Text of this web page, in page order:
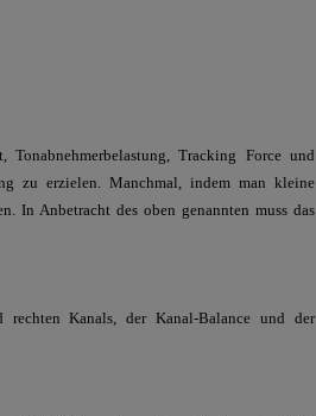
Tracking Force und
zu erzielen. Manchmal, indem man kleine
In Anbetracht des oben genannten muss das
Kanals, der Kanal-Balance und der